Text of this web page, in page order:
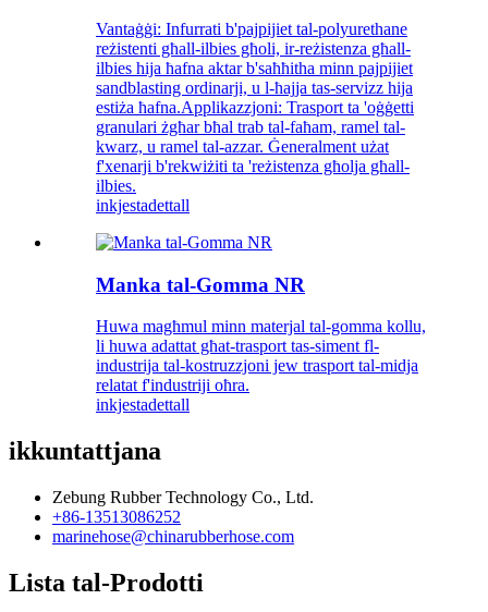
Vantaġġi: Infurrati b'pajpijiet tal-polyurethane
reżistenti għall-ilbies għoli, ir-reżistenza għall-
ilbies hija ħafna aktar b'saħħitha minn pajpijiet
sandblasting ordinarji, u l-ħajja tas-servizz hija
estiża ħafna.Applikazzjoni: Trasport ta 'oġġetti
granulari żgħar bħal trab tal-faħam, ramel tal-
kwarz, u ramel tal-azzar. Ġeneralment użat
f'xenarji b'rekwiżiti ta 'reżistenza għolja għall-
ilbies.
inkjestadettall
Manka tal-Gomma NR
Huwa magħmul minn materjal tal-gomma kollu,
li huwa adattat għat-trasport tas-siment fl-
industrija tal-kostruzzjoni jew trasport tal-midja
relatat f'industriji oħra.
inkjestadettall
ikkuntattjana
Zebung Rubber Technology Co., Ltd.
+86-13513086252
marinehose@chinarubberhose.com
Lista tal-Prodotti